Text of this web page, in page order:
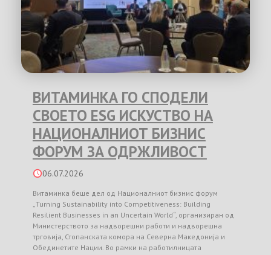
ВИТАМИНКА ГО СПОДЕЛИ
СВОЕТО ESG ИСКУСТВО НА
НАЦИОНАЛНИОТ БИЗНИС
ФОРУМ ЗА ОДРЖЛИВОСТ
06.07.2026
Витаминка беше дел од Националниот бизнис форум
„Turning Sustainability into Competitiveness: Building
Resilient Businesses in an Uncertain World“, организиран од
Министерството за надворешни работи и надворешна
трговија, Стопанската комора на Северна Македонија и
Обединетите Нации. Во рамки на работилницата